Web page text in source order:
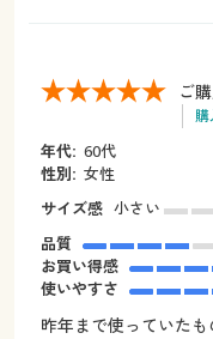
ご
年代: 60代
性別: 女性
サイズ感 小さい
品質
お買い得感
使いやすさ
昨年まで使っていた